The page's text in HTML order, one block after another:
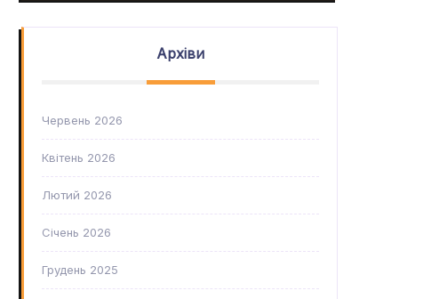
Архіви
Червень 2026
Квітень 2026
Лютий 2026
Січень 2026
Грудень 2025